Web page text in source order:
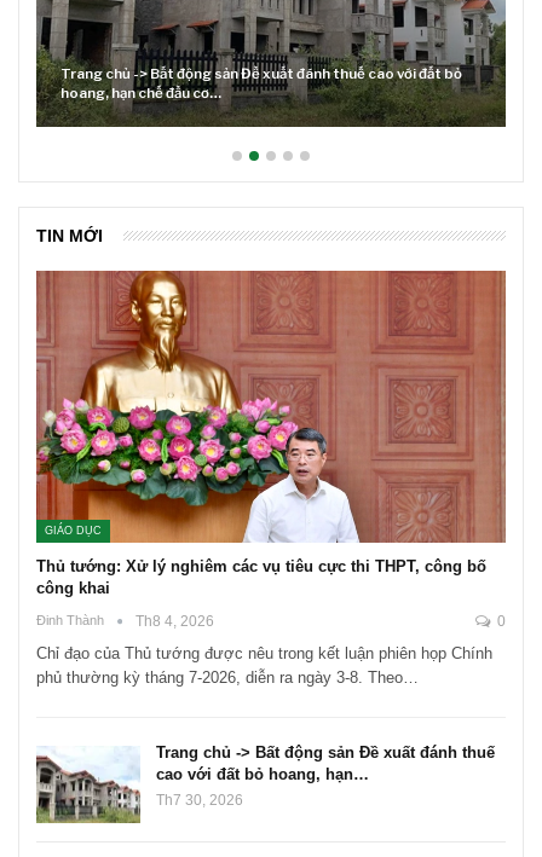
Trang chủ -> Bất động sản Đề xuất đánh thuế cao với đất bỏ
hoang, hạn chế đầu cơ…
TIN MỚI
GIÁO DỤC
Thủ tướng: Xử lý nghiêm các vụ tiêu cực thi THPT, công bố
công khai
Đinh Thành Th8 4, 2026 0
Chỉ đạo của Thủ tướng được nêu trong kết luận phiên họp Chính
phủ thường kỳ tháng 7-2026, diễn ra ngày 3-8. Theo…
Trang chủ -> Bất động sản Đề xuất đánh thuế
cao với đất bỏ hoang, hạn…
Th7 30, 2026